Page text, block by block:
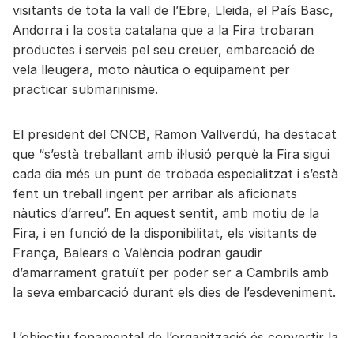
visitants de tota la vall de l’Ebre, Lleida, el País Basc,
Andorra i la costa catalana que a la Fira trobaran
productes i serveis pel seu creuer, embarcació de
vela lleugera, moto nàutica o equipament per
practicar submarinisme.
El president del CNCB, Ramon Vallverdú, ha destacat
que “s’està treballant amb il·lusió perquè la Fira sigui
cada dia més un punt de trobada especialitzat i s’està
fent un treball ingent per arribar als aficionats
nàutics d’arreu”. En aquest sentit, amb motiu de la
Fira, i en funció de la disponibilitat, els visitants de
França, Balears o València podran gaudir
d’amarrament gratuït per poder ser a Cambrils amb
la seva embarcació durant els dies de l’esdeveniment.